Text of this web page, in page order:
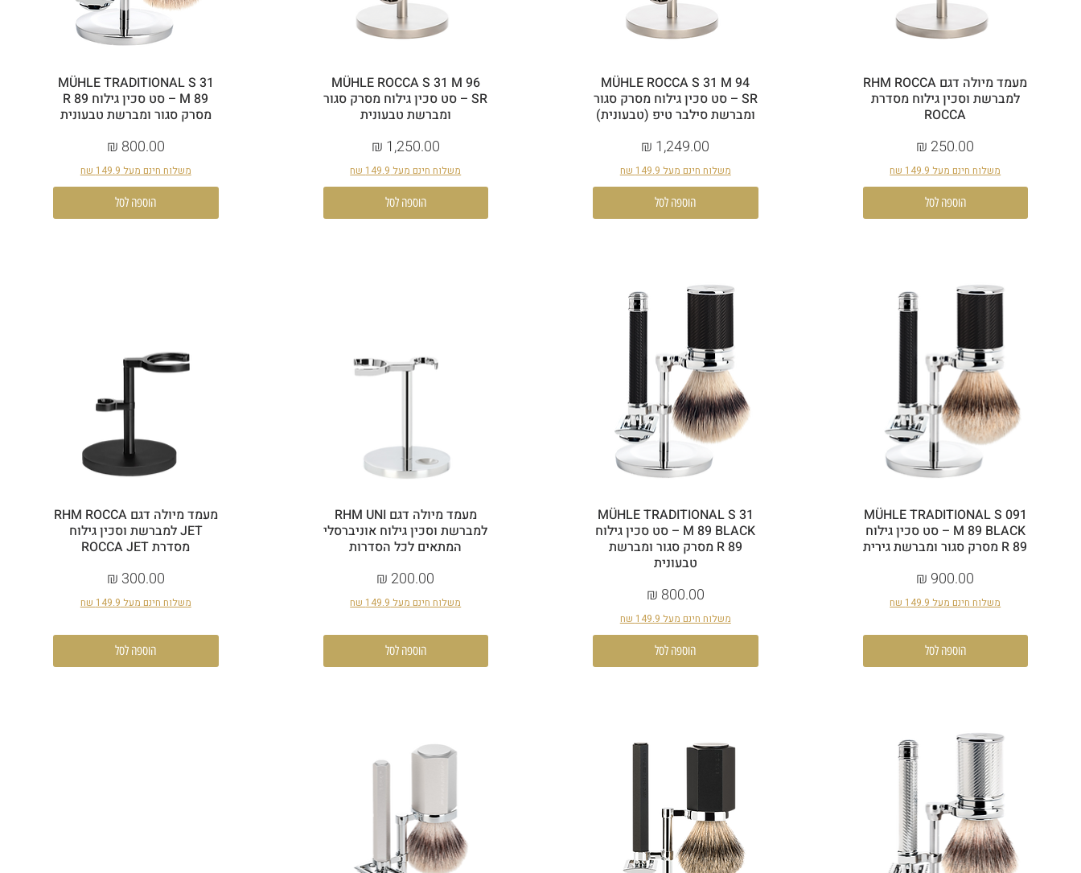
מעמד מיולה דגם RHM ROCCA
למברשת וסכין גילוח מסדרת
ROCCA
מחיר
משלוח חינם מעל 149.9 שח
הוספה לסל
MÜHLE ROCCA S 31 M 94
SR – סט סכין גילוח מסרק סגור
ומברשת סילבר טיפ (טבעונית)
מחיר
משלוח חינם מעל 149.9 שח
הוספה לסל
MÜHLE ROCCA S 31 M 96
SR – סט סכין גילוח מסרק סגור
ומברשת טבעונית
מחיר
משלוח חינם מעל 149.9 שח
הוספה לסל
MÜHLE TRADITIONAL S 31
M 89 – סט סכין גילוח R 89
מסרק סגור ומברשת טבעונית
מחיר
משלוח חינם מעל 149.9 שח
הוספה לסל
MÜHLE TRADITIONAL S 091
M 89 BLACK – סט סכין גילוח
R 89 מסרק סגור ומברשת גירית
מחיר
משלוח חינם מעל 149.9 שח
הוספה לסל
MÜHLE TRADITIONAL S 31
M 89 BLACK – סט סכין גילוח
R 89 מסרק סגור ומברשת
טבעונית
מחיר
משלוח חינם מעל 149.9 שח
הוספה לסל
מעמד מיולה דגם RHM UNI
למברשת וסכין גילוח אוניברסלי
המתאים לכל הסדרות
מחיר
משלוח חינם מעל 149.9 שח
הוספה לסל
מעמד מיולה דגם RHM ROCCA
JET למברשת וסכין גילוח
מסדרת ROCCA JET
מחיר
משלוח חינם מעל 149.9 שח
הוספה לסל